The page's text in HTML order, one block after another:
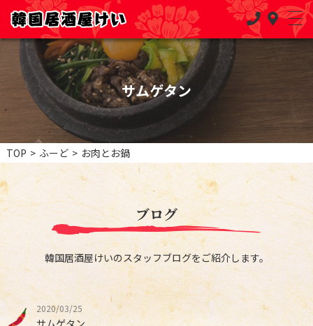
サムゲタン
TOP > ふーど > お肉とお鍋
ブログ
韓国居酒屋けいのスタッフブログをご紹介します。
2020/03/25
サムゲタン